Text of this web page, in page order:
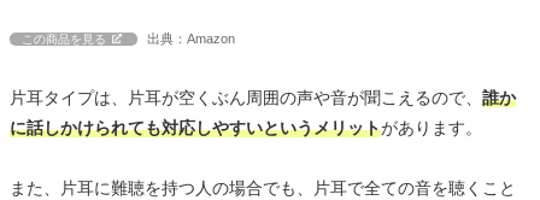
この商品を見る 出典：Amazon
片耳タイプは、片耳が空くぶん周囲の声や音が聞こえるので、 誰か
に話しかけられても対応しやすいというメリットがあります。
また、片耳に難聴を持つ人の場合でも、片耳で全ての音を聴くこと